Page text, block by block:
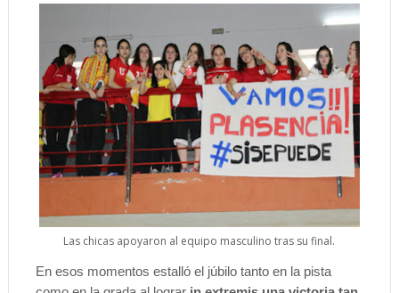
Las chicas apoyaron al equipo masculino tras su final.
En esos momentos estalló el júbilo tanto en la pista